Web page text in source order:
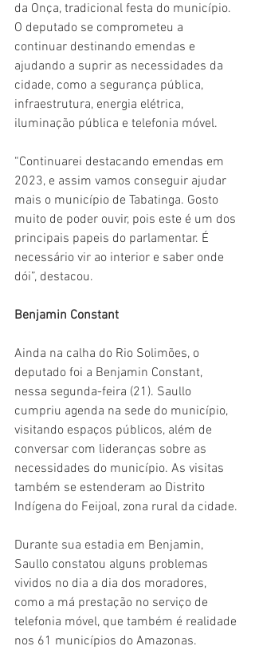
da Onça, tradicional festa do município.
O deputado se comprometeu a
continuar destinando emendas e
ajudando a suprir as necessidades da
cidade, como a segurança pública,
infraestrutura, energia elétrica,
iluminação pública e telefonia móvel.
“Continuarei destacando emendas em
2023, e assim vamos conseguir ajudar
mais o município de Tabatinga. Gosto
muito de poder ouvir, pois este é um dos
principais papeis do parlamentar. É
necessário vir ao interior e saber onde
dói”, destacou.
Benjamin Constant
Ainda na calha do Rio Solimões, o
deputado foi a Benjamin Constant,
nessa segunda-feira (21). Saullo
cumpriu agenda na sede do município,
visitando espaços públicos, além de
conversar com lideranças sobre as
necessidades do município. As visitas
também se estenderam ao Distrito
Indígena do Feijoal, zona rural da cidade.
Durante sua estadia em Benjamin,
Saullo constatou alguns problemas
vividos no dia a dia dos moradores,
como a má prestação no serviço de
telefonia móvel, que também é realidade
nos 61 municípios do Amazonas.